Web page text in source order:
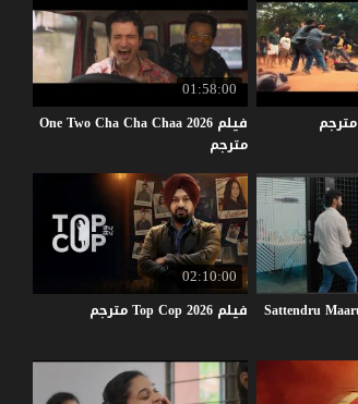
مترجم
01:58:00
فيلم One Two Cha Cha Chaa 2026
مترجم
02:10:00
فيلم TopCop2026 مترجم